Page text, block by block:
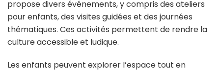
propose divers événements, y compris des ateliers
pour enfants, des visites guidées et des journées
thématiques. Ces activités permettent de rendre la
culture accessible et ludique.
Les enfants peuvent explorer l’espace tout en